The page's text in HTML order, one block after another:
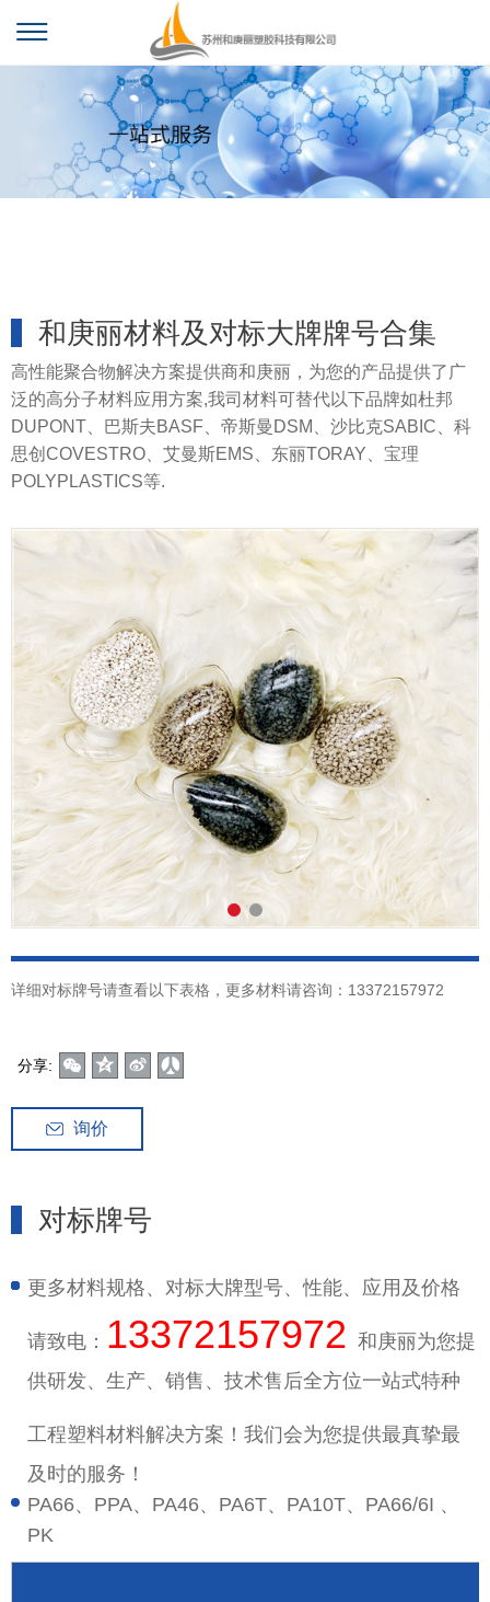
和庚丽材料及对标大牌牌号合集
高性能聚合物解决方案提供商和庚丽，为您的产品提供了广
泛的高分子材料应用方案,我司材料可替代以下品牌如杜邦
DUPONT、巴斯夫BASF、帝斯曼DSM、沙比克SABIC、科
思创COVESTRO、艾曼斯EMS、东丽TORAY、宝理
POLYPLASTICS等.
详细对标牌号请查看以下表格，更多材料请咨询：13372157972
分享:
询价
对标牌号
更多材料规格、对标大牌型号、性能、应用及价格
请致电： 13372157972 和庚丽为您提
供研发、生产、销售、技术售后全方位一站式特种
工程塑料材料解决方案！ 我们会为您提供最真挚最
及时的服务！
PA66、PPA、PA46、PA6T、PA10T、PA66/6I 、
PK